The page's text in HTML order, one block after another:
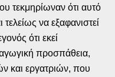
τεκμηρίωναν ότι αυτό
να εξαφανιστεί
ότι εκεί
προσπάθεια,
και εργατριών, που